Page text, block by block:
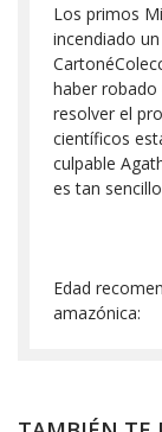
Los primos
incendiado
haber
resolver el
científicos
culpable
es tan
Edad
amazónica: